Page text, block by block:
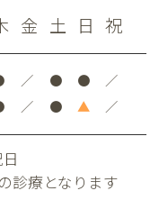
金 土 日 祝
／ ● ● ／
／ ● ▲ ／
診療となります